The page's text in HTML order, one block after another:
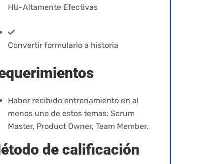
HU-Altamente Efectivas
Convertir formulario a historia
Haber recibido entrenamiento en al
menos uno de estos temas: Scrum
Master, Product Owner, Team Member.
de calificación